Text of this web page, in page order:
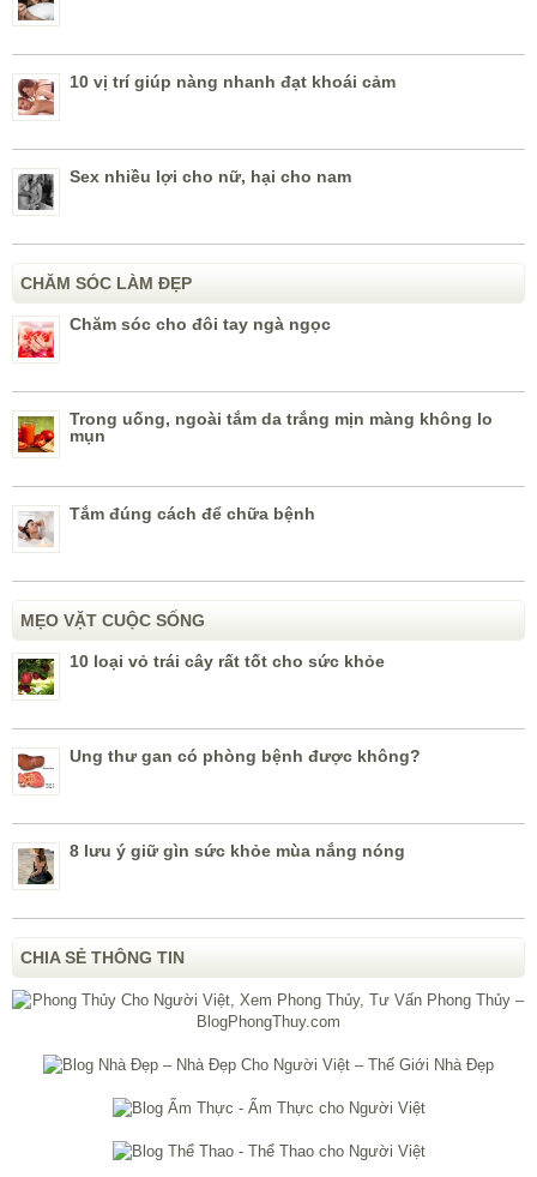
10 vị trí giúp nàng nhanh đạt khoái cảm
Sex nhiều lợi cho nữ, hại cho nam
CHĂM SÓC LÀM ĐẸP
Chăm sóc cho đôi tay ngà ngọc
Trong uống, ngoài tắm da trắng mịn màng không lo
mụn
Tắm đúng cách để chữa bệnh
MẸO VẶT CUỘC SỐNG
10 loại vỏ trái cây rất tốt cho sức khỏe
Ung thư gan có phòng bệnh được không?
8 lưu ý giữ gìn sức khỏe mùa nắng nóng
CHIA SẺ THÔNG TIN